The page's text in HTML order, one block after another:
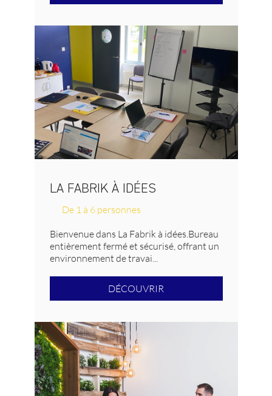
LA FABRIK À IDÉES
De 1 à 6 personnes
Bienvenue dans La Fabrik à idées.Bureau
entièrement fermé et sécurisé, offrant un
environnement de travai...
DÉCOUVRIR